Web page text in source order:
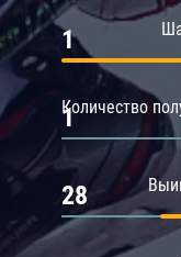
1
Количество
1
28